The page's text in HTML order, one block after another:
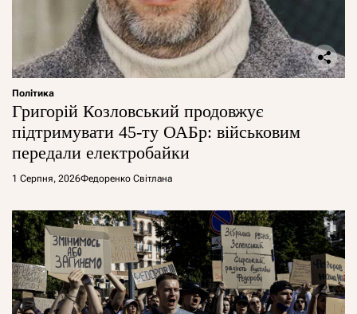
Політика
Григорій Козловський продовжує
підтримувати 45-ту ОАБр: військовим
передали електробайки
1 Серпня, 2026Федоренко Світлана